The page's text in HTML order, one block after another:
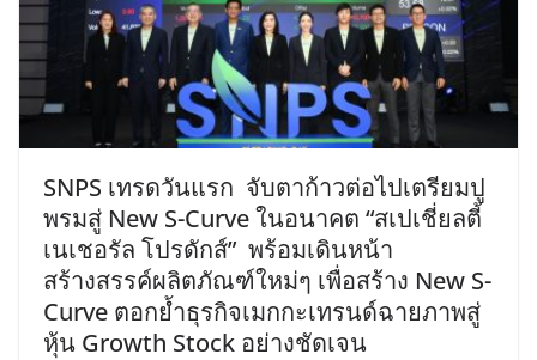
SNPS เทรดวันแรก จับตาก้าวต่อไปเตรียมปู
พรมสู่ New S-Curve ในอนาคต “สเปเชี่ยลตี้
เนเชอรัล โปรดักส์” พร้อมเดินหน้า
สร้างสรรค์ผลิตภัณฑ์ใหม่ๆ เพื่อสร้าง New S-
Curve ตอกย้ำธุรกิจเมกกะเทรนด์ฉายภาพสู่
หุ้น Growth Stock อย่างชัดเจน